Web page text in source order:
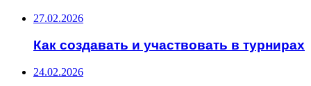
27.02.2026
Как создавать и участвовать в турнирах
24.02.2026